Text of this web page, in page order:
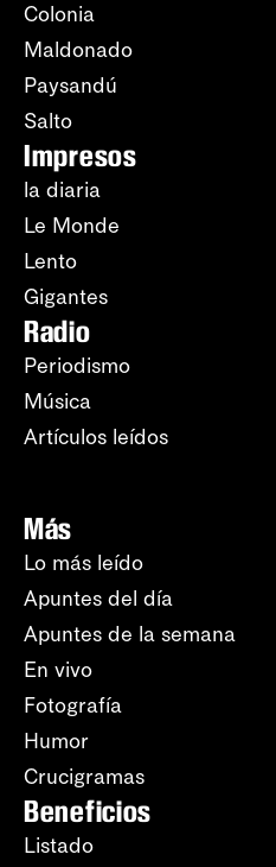
Colonia
Maldonado
Paysandú
Salto
Impresos
la diaria
Le Monde
Lento
Gigantes
Radio
Periodismo
Música
Artículos leídos
Más
Lo más leído
Apuntes del día
Apuntes de la semana
En vivo
Fotografía
Humor
Crucigramas
Beneficios
Listado